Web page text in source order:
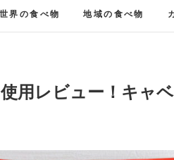
世界の食べ物 地域の食べ物
用レビュー！キャ